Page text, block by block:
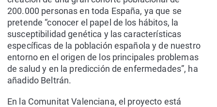
200.000 personas en toda España, ya que se
pretende “conocer el papel de los hábitos, la
susceptibilidad genética y las características
específicas de la población española y de nuestro
entorno en el origen de los principales problemas
de salud y en la predicción de enfermedades”, ha
añadido Beltrán.
En la Comunitat Valenciana, el proyecto está